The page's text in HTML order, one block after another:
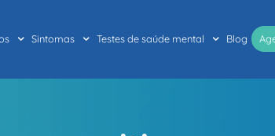
Sintomas Testes de saúde mental Blog